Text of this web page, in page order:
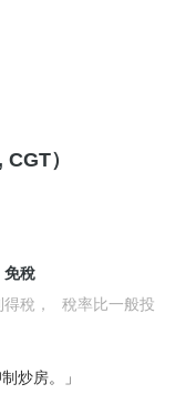
）
免稅
稅，
稅率比一般投
炒房。」